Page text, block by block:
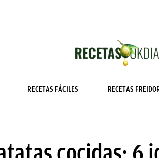
RECETAS FÁCILES RECETAS